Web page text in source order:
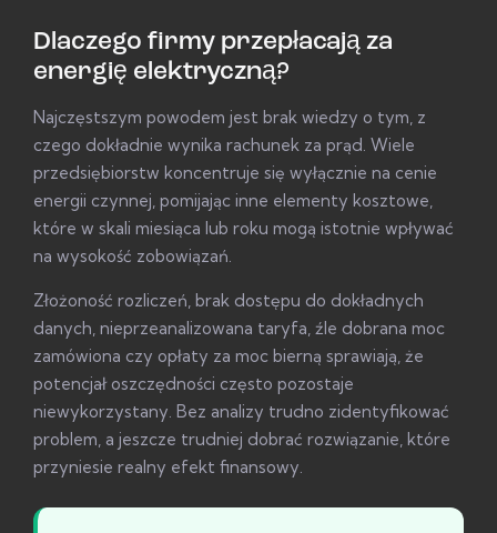
Dlaczego firmy przepłacają za
energię elektryczną?
Najczęstszym powodem jest brak wiedzy o tym, z
czego dokładnie wynika rachunek za prąd. Wiele
przedsiębiorstw koncentruje się wyłącznie na cenie
energii czynnej, pomijając inne elementy kosztowe,
które w skali miesiąca lub roku mogą istotnie wpływać
na wysokość zobowiązań.
Złożoność rozliczeń, brak dostępu do dokładnych
danych, nieprzeanalizowana taryfa, źle dobrana moc
zamówiona czy opłaty za moc bierną sprawiają, że
potencjał oszczędności często pozostaje
niewykorzystany. Bez analizy trudno zidentyfikować
problem, a jeszcze trudniej dobrać rozwiązanie, które
przyniesie realny efekt finansowy.